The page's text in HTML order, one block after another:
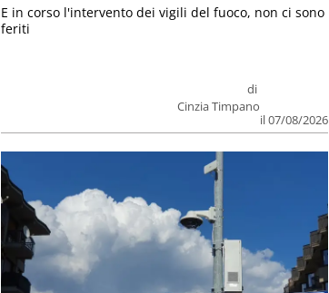
di
Cinzia Timpano
il 07/08/2026
E in corso l'intervento dei vigili del fuoco, non ci sono
feriti